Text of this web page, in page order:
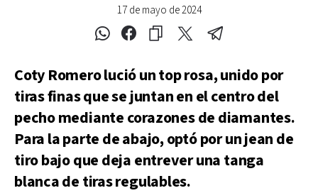
17 de mayo de 2024
Coty Romero lució un top rosa, unido por
tiras finas que se juntan en el centro del
pecho mediante corazones de diamantes.
Para la parte de abajo, optó por un jean de
tiro bajo que deja entrever una tanga
blanca de tiras regulables.